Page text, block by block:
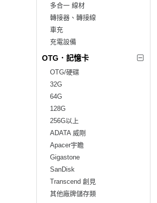
多合一 線材
轉接器、轉接線
車充
充電設備
OTG．記憶卡
OTG/硬碟
32G
64G
128G
256G以上
ADATA 威剛
Apacer宇瞻
Gigastone
SanDisk
Transcend 創見
其他廠牌儲存類